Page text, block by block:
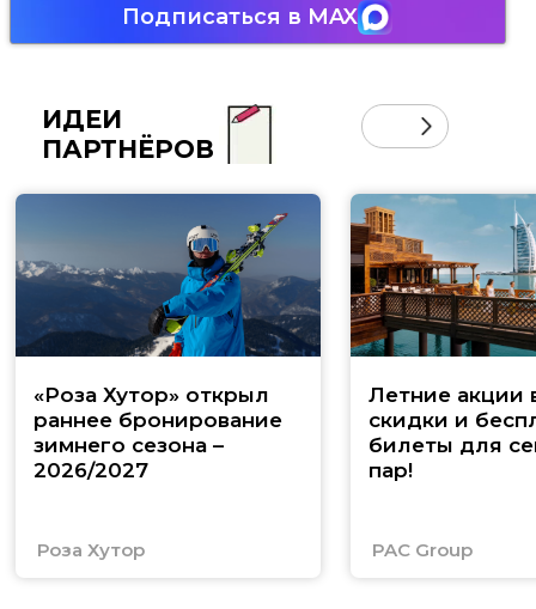
Подписаться в MAX
ИДЕИ
ПАРТНЁРОВ
«Роза Хутор» открыл
раннее бронирование
зимнего сезона –
2026/2027
Роза Хутор
Летние акции
скидки и
билеты для
пар!
PAC Group